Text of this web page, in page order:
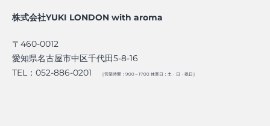
株式会社YUKI LONDON with aroma
〒460-0012
愛知県名古屋市中区千代田5-8-16
TEL：052-886-0201
［営業時間：9:00～17:00 休業日：土・日・祝日］